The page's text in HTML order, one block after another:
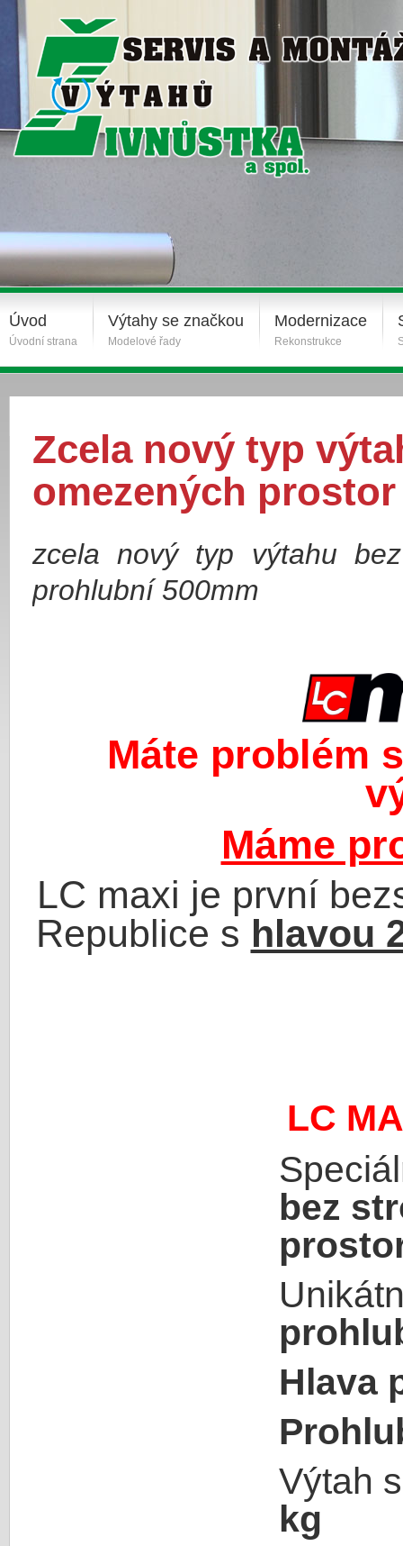
Úvod
Úvodní strana
Výtahy se značkou
Modelové řady
Modernizace
Rekonstrukce
Zcela nový typ
omezených prostor
zcela nový typ výtahu
prohlubní 500mm
Máte problém
Máme
LC maxi je první
Republice s hlavou
LC
bez
Hlava
Výtah
kg